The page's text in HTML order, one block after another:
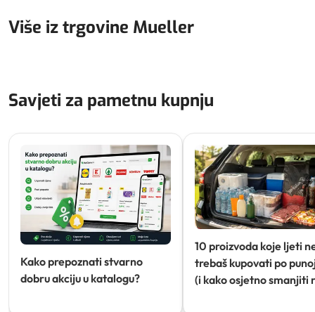
Više iz trgovine Mueller
Savjeti za pametnu kupnju
Kako prepoznati stvarno
dobru akciju u katalogu?
10 proizvoda koje ljeti
trebaš kupovati po
(i kako osjetno smanjiti